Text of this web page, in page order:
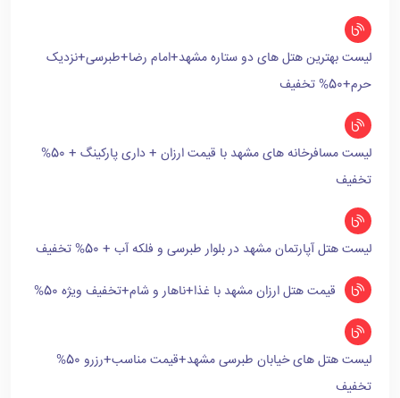
لیست بهترین هتل های دو ستاره مشهد+امام رضا+طبرسی+نزدیک
حرم+50% تخفیف
لیست مسافرخانه های مشهد با قیمت ارزان + داری پارکینگ + 50%
تخفیف
لیست هتل آپارتمان مشهد در بلوار طبرسی و فلکه آب + 50% تخفیف
قیمت هتل ارزان مشهد با غذا+ناهار و شام+تخفیف ویژه 50%
لیست هتل های خیابان طبرسی مشهد+قیمت مناسب+رزرو 50%
تخفیف